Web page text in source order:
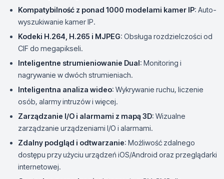
Kompatybilność z ponad 1000 modelami kamer IP: Auto-
wyszukiwanie kamer IP.
Kodeki H.264, H.265 i MJPEG: Obsługa rozdzielczości od
CIF do megapikseli.
Inteligentne strumieniowanie Dual: Monitoring i
nagrywanie w dwóch strumieniach.
Inteligentna analiza wideo: Wykrywanie ruchu, liczenie
osób, alarmy intruzów i więcej.
Zarządzanie I/O i alarmami z mapą 3D: Wizualne
zarządzanie urządzeniami I/O i alarmami.
Zdalny podgląd i odtwarzanie: Możliwość zdalnego
dostępu przy użyciu urządzeń iOS/Android oraz przeglądarki
internetowej.